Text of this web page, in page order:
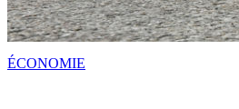
ÉCONOMIE